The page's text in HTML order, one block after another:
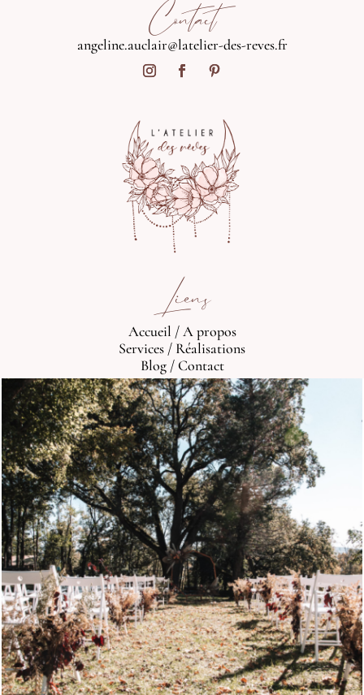
Contact
angeline.auclair@latelier-des-reves.fr
Liens
Accueil /A propos
Services / Réalisations
Blog/Contact